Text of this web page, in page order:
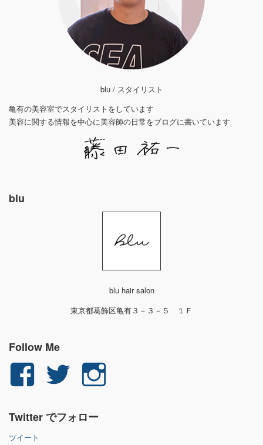
blu / スタイリスト
亀有の美容室でスタイリストをしています
美容に関する情報を中心に美容師の日常をブログに書いています
blu
blu hair salon
東京都葛飾区亀有３－３－５ １Ｆ
Follow Me
yuichi.fujita.351
ん
yu_1_fjt
ん
Twitter でフォロー
ツイート